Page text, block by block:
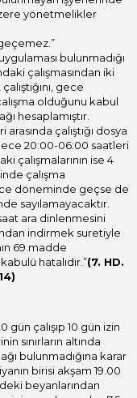
yönetmelikler
bulunmadığı
çalışmasından iki
gece
olduğunu kabul
hesaplamıştır.
çalıştığı dosya
20:00-06:00 saatleri
çalışmalarının ise 4
çalışma
döneminde geçse de
sayılamayacaktır.
ara dinlenmesini
indirmek suretiyle
69.madde
hatalıdır.”(7. HD.
çalışıp 10 gün izin
sınırların altında
bulunmadığına karar
birisi akşam 19.00
beyanlarından